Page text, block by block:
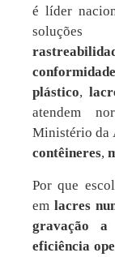
é líder
soluções
plástico,
atendem
Ministério da
contêineres,
Por que
em lacres
gravação a
eficiência